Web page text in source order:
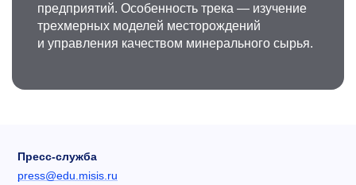
предприятий. Особенность трека — изучение
трехмерных моделей месторождений
и управления качеством минерального сырья.
Пресс-служба
press@edu.misis.ru